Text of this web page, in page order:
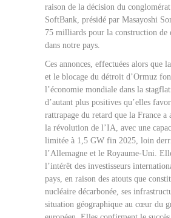
raison de la décision du
SoftBank, présidé par Masayoshi
75 milliards pour la construction de
dans notre pays.
Ces annonces, effectuées alors que
et le blocage du détroit d’Ormuz
l’économie mondiale dans la
d’autant plus positives qu’elles
rattrapage du retard que la France a
la révolution de l’IA, avec une
limitée à 1,5 GW fin 2025, loin
l’Allemagne et le Royaume-Uni.
l’intérêt des investisseurs
pays, en raison des atouts que
nucléaire décarbonée, ses
situation géographique au cœur du